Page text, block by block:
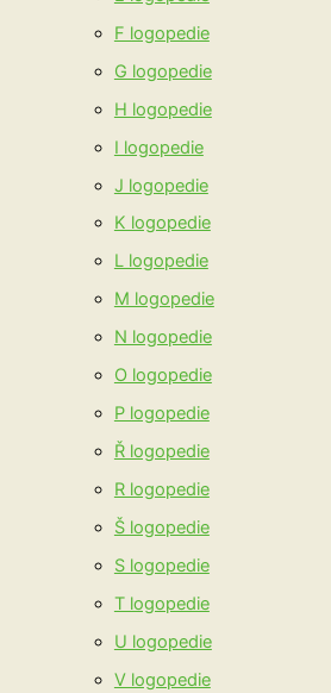
F logopedie
G logopedie
H logopedie
I logopedie
J logopedie
K logopedie
L logopedie
M logopedie
N logopedie
O logopedie
P logopedie
Ř logopedie
R logopedie
Š logopedie
S logopedie
T logopedie
U logopedie
V logopedie